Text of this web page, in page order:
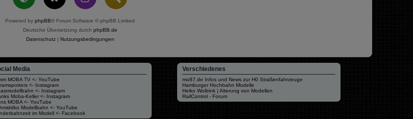
Powered by phpBB® Forum Software © phpBB Limited
Deutsche Übersetzung durch phpBB.de
Datenschutz| Nutzungsbedingungen
Media
MOBA TV <- YouTube
<- Instagram
<- Instagram
Moba-Keller <- Instagram
MOBA <- YouTube
Modellbahn <- YouTube
im Modell <- Facebook
Verschiedenes
mo87.de Infos und News zur H0 Straßenfahrzeuge
Hamburger Hochbahn Modelle
Heiko Wolbink | Alterung von Modellen
RailControl - Forum